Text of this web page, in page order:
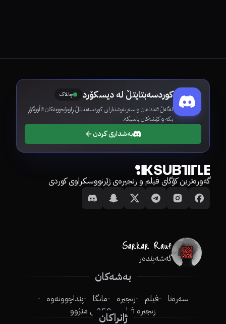
کوردسەبتایتڵ لە دیسکۆرد چالاک
لەگەڵ ئەندامان و سەرپەرشتیارانی کوردسەبتایتڵ ڕاوبۆچوونەکان ئاڵووگۆڕ
بکە و کێشەکان باسبکە.
بەشداری کردن
گەورەترین کۆگای فیلم و زنجیرەی ژێرنووسکراوی کوردی
گەشەپێدەر
بەشەکان
سەرەتا فیلم زنجیرە مانگا
پێداچوونەوە
زنجیرە فیلم
250ـی مێژوو
ژانراکان